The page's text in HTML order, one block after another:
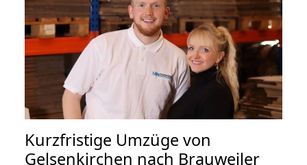
Kurzfristige Umzüge von
Gelsenkirchen nach Brauweiler